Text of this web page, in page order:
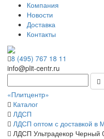
Компания
Новости
Доставка
Контакты
8 (495) 767 18 11
info@plit-centr.ru
«Плитцентр»
Каталог
ЛДСП
ЛДСП оптом с доставкой в
ЛДСП Ультрадекор Черный